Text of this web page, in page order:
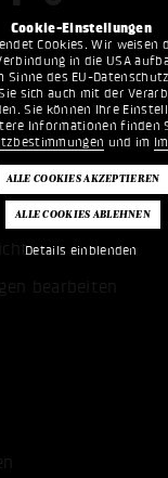
Cookie-Einstellungen
Cookies. Wir weisen
in die USA
Sinne des EU-
sich auch mit der
Sie können Ihre
Informationen finden
und im
Details einblenden
bearbeiten